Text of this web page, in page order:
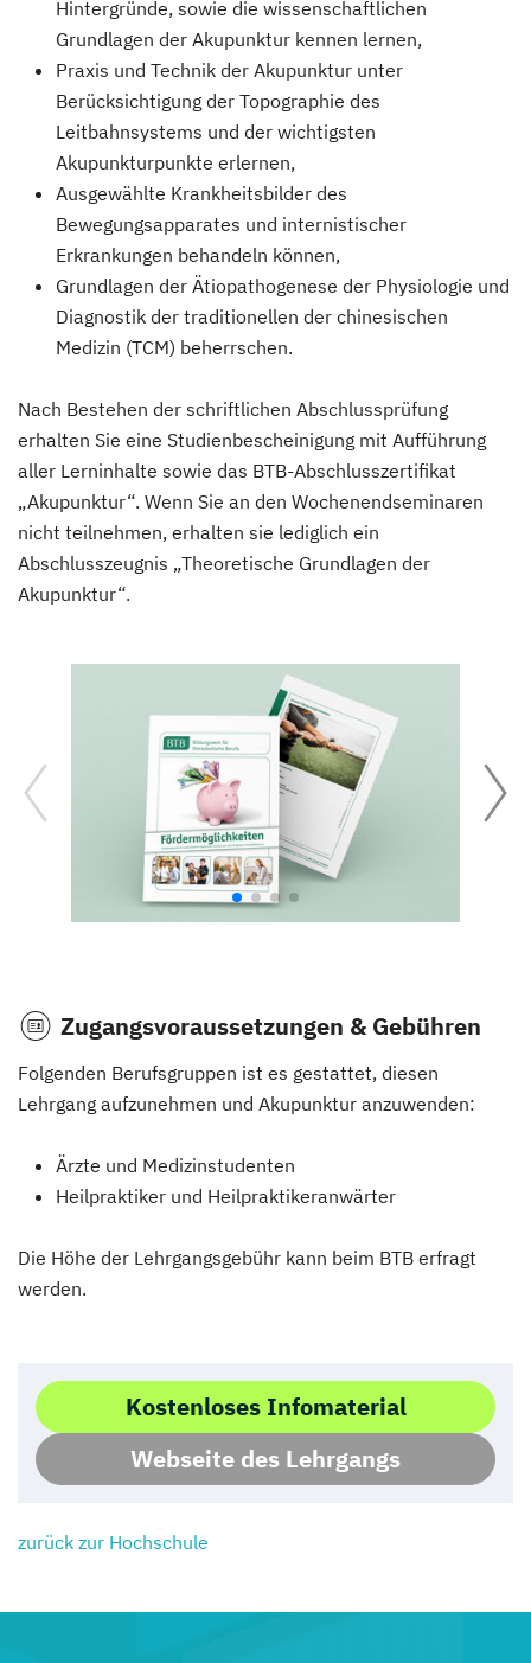
Hintergründe, sowie die wissenschaftlichen
Grundlagen der Akupunktur kennen lernen,
Praxis und Technik der Akupunktur unter
Berücksichtigung der Topographie des
Leitbahnsystems und der wichtigsten
Akupunkturpunkte erlernen,
Ausgewählte Krankheitsbilder des
Bewegungsapparates und internistischer
Erkrankungen behandeln können,
Grundlagen der Ätiopathogenese der Physiologie und
Diagnostik der traditionellen der chinesischen
Medizin (TCM) beherrschen.
Nach Bestehen der schriftlichen Abschlussprüfung
erhalten Sie eine Studienbescheinigung mit Aufführung
aller Lerninhalte sowie das BTB-Abschlusszertifikat
„Akupunktur“. Wenn Sie an den Wochenendseminaren
nicht teilnehmen, erhalten sie lediglich ein
Abschlusszeugnis „Theoretische Grundlagen der
Akupunktur“.
Zugangsvoraussetzungen & Gebühren
Folgenden Berufsgruppen ist es gestattet, diesen
Lehrgang aufzunehmen und Akupunktur anzuwenden:
Ärzte und Medizinstudenten
Heilpraktiker und Heilpraktikeranwärter
Die Höhe der Lehrgangsgebühr kann beim BTB erfragt
werden.
Kostenloses Infomaterial
Webseite des Lehrgangs
zurück zur Hochschule